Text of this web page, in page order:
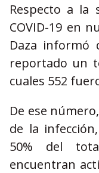
Respecto a la
COVID-19 en
Daza informó
reportado un
cuales 552
De ese
de la
50% del
encuentran